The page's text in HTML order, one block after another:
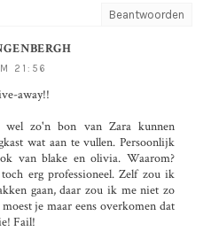
Beantwoorden
21:56
away!!
zo'n bon van Zara kunnen
wat aan te vullen. Persoonlijk
van blake en olivia. Waarom?
erg professioneel. Zelf zou ik
gaan, daar zou ik me niet zo
je maar eens overkomen dat
Fail!